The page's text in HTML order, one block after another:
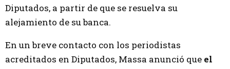
Diputados, a partir de que se resuelva su
alejamiento de su banca.
En un breve contacto con los periodistas
acreditados en Diputados, Massa anunció que el